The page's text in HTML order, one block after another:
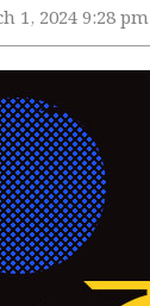
1, 2024 9:28 pm